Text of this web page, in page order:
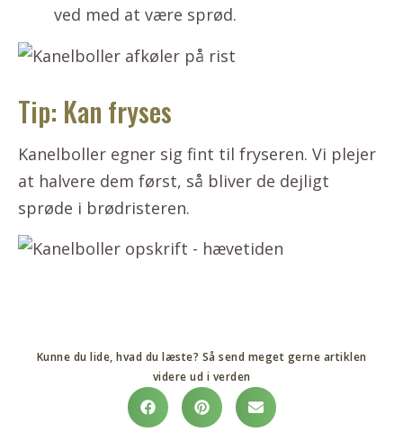
ved med at være sprød.
Tip: Kan fryses
Kanelboller egner sig fint til fryseren. Vi plejer
at halvere dem først, så bliver de dejligt
sprøde i brødristeren.
Kunne du lide, hvad du læste? Så send meget gerne artiklen
videre ud i verden